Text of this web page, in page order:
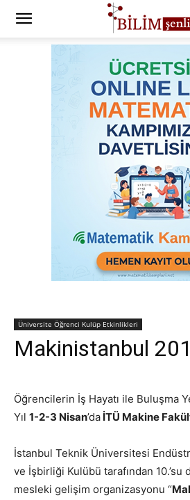
Üniversite Öğrenci Kulüp Etkinlikleri
Makinistanbul
Öğrencilerin İş Hayatı ile Buluşma
Yıl 1-2-3 Nisan’da İTÜ Makine
İstanbul Teknik Üniversitesi
ve İşbirliği Kulübü tarafından
mesleki gelişim organizasyonu “